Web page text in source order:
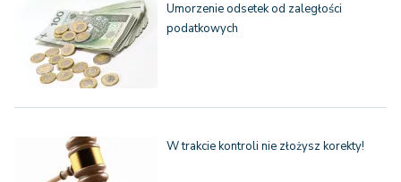
Umorzenie odsetek od zaległości
podatkowych
W trakcie kontroli nie złożysz korekty!